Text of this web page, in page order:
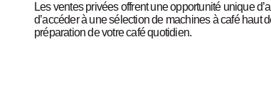
Les ventes privées offrent une opportunité unique
d’accéder à une sélection de machines à café haut
préparation de votre café quotidien.